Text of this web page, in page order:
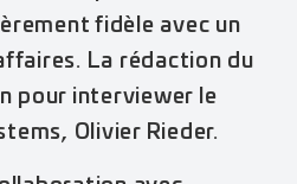
fidèle avec un
La rédaction du
pour interviewer le
Olivier Rieder.